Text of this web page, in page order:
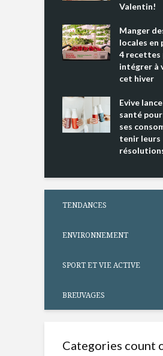
Valentin!
Manger
locales en
4 recettes
intégrer à
cet hiver
Evive
santé
ses
tenir leurs
TENDANCES
ENVIRONNEMENT
SPORT ET VIE ACTIVE
BREUVAGES
Categories count